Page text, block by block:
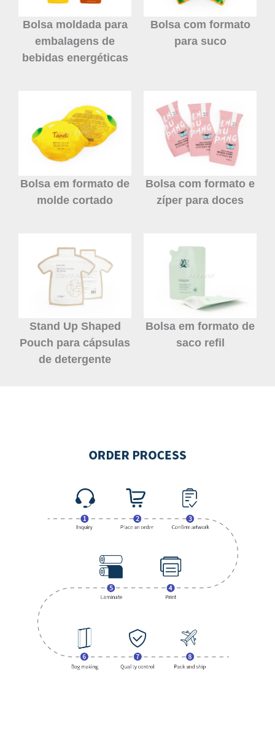
Bolsa moldada para
embalagens de
bebidas energéticas
Bolsa com formato
para suco
Bolsa em formato de
molde cortado
Bolsa com formato e
zíper para doces
Stand Up Shaped
Pouch para cápsulas
de detergente
Bolsa em formato de
saco refil